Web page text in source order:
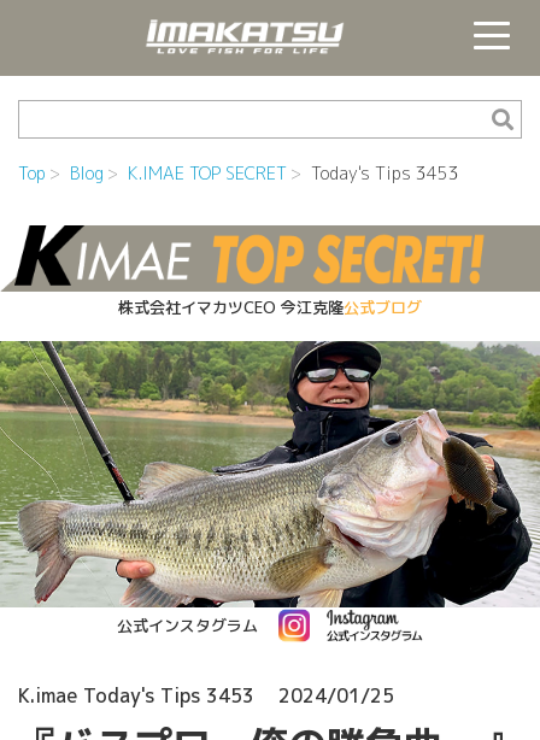
Top Blog K.IMAE TOP SECRET Today's Tips 3453
株式会社イマカツCEO 今江克隆公式ブログ
公式インスタグラム
K.imae Today's Tips 3453 2024/01/25